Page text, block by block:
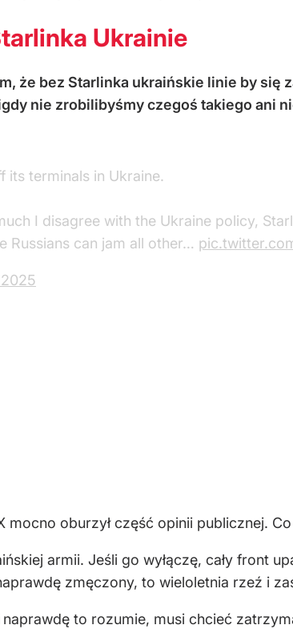
Ukrainie
że bez Starlinka ukraińskie linie by się
nie zrobilibyśmy czegoś takiego ani
its terminals in Ukraine.
I disagree with the Ukraine policy,
Russians can jam all other…
oburzył część opinii publicznej. Co
armii. Jeśli go wyłączę, cały front
zmęczony, to wieloletnia rzeź i
to rozumie, musi chcieć